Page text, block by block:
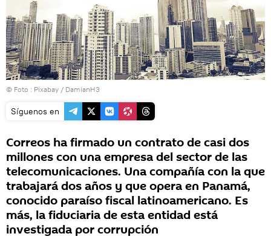
© Foto : Pixabay / DamianH3
Síguenos en
Correos ha firmado un contrato de casi dos
millones con una empresa del sector de las
telecomunicaciones. Una compañía con la que
trabajará dos años y que opera en Panamá,
conocido paraíso fiscal latinoamericano. Es
más, la fiduciaria de esta entidad está
investigada por corrupción